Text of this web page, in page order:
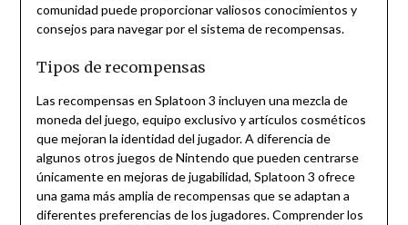
comunidad puede proporcionar valiosos conocimientos y
consejos para navegar por el sistema de recompensas.
Tipos de recompensas
Las recompensas en Splatoon 3 incluyen una mezcla de
moneda del juego, equipo exclusivo y artículos cosméticos
que mejoran la identidad del jugador. A diferencia de
algunos otros juegos de Nintendo que pueden centrarse
únicamente en mejoras de jugabilidad, Splatoon 3 ofrece
una gama más amplia de recompensas que se adaptan a
diferentes preferencias de los jugadores. Comprender los